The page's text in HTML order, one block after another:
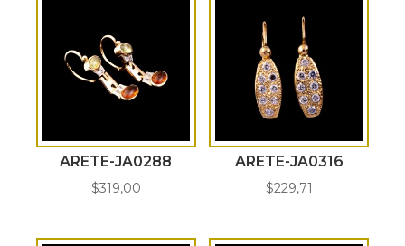
ARETE-JA0288
$319,00
ARETE-JA0316
$229,71